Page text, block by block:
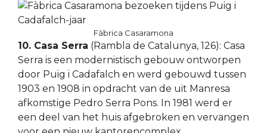
Fàbrica Casaramona
10. Casa Serra (Rambla de Catalunya, 126): Casa
Serra is een modernistisch gebouw ontworpen
door Puig i Cadafalch en werd gebouwd tussen
1903 en 1908 in opdracht van de uit Manresa
afkomstige Pedro Serra Pons. In 1981 werd er
een deel van het huis afgebroken en vervangen